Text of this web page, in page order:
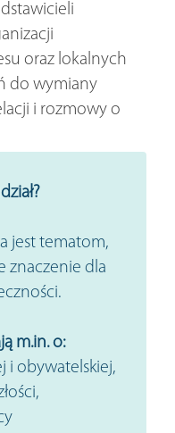
oraz lokalnych
do wymiany
i rozmowy o
jest tematom,
znaczenie dla
m.in. o:
i obywatelskiej,